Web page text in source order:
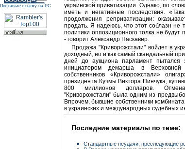
Поставьте ссылку на РС
украинской приватизации. Однако, по
иметь и негативные последствия.
продолжения реприватизации:
продать. Я надеюсь, что этот соблазн не
политики оппозиционного толка не будут
- говорит Александр Паскавер.
Продажа "Криворожстали" войдет в
доходный, но и как самый скандальный
дней до аукциона парламент пытался
инициатором демарша в
собственников «Криворожстали»
президента Кучмы Виктора Пинчука,
800 миллионов долларов. Отмена
"Криворожстали" была одним из
Впрочем, бывшие собственники
в украинских и международных судебных
Последние материалы по теме:
Стандартные неудачи, преследующие